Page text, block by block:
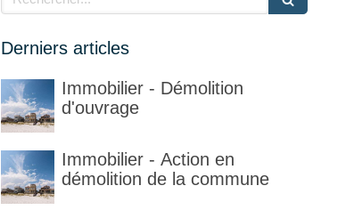
Derniers articles
Immobilier - Démolition
d'ouvrage
Immobilier - Action en
démolition de la commune